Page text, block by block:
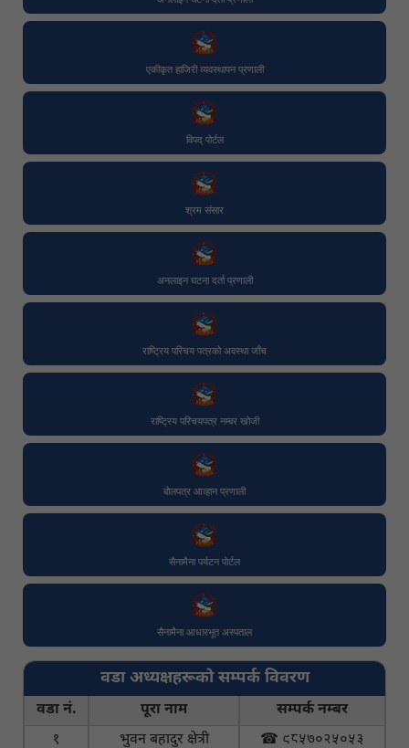
एकीकृत हाजिरी व्यवस्थापन प्रणाली
विपद् पोर्टल
श्रम संसार
अनलाइन घटना दर्ता प्रणाली
राष्ट्रिय परिचय पत्रको अवस्था जाँच
राष्ट्रिय परिचयपत्र नम्बर खोजी
बोलपत्र आव्हान प्रणाली
सैनामैना पर्यटन पाेर्टल
सैनामैना आधारभूत अस्पताल
वडा अध्यक्षहरूको सम्पर्क विवरण
वडा नं. पूरा नाम
सम्पर्क नम्बर
१
भुवन बहादुर क्षेत्री ☎ ९८५७०२५०५३